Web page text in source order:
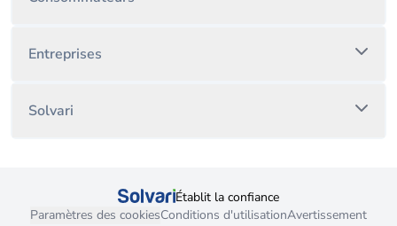
Entreprises
Solvari
Établit la confiance
Paramètres des cookiesConditions d'utilisationAvertissement